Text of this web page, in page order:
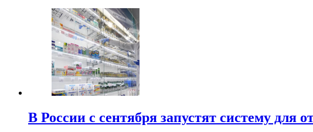
В России с сентября запустят систему для